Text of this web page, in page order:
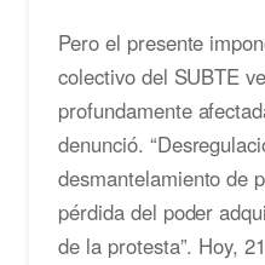
Pero el presente
colectivo del SUBTE
profundamente
denunció.
desmantelamiento de
pérdida del poder
de la protesta”. Hoy,